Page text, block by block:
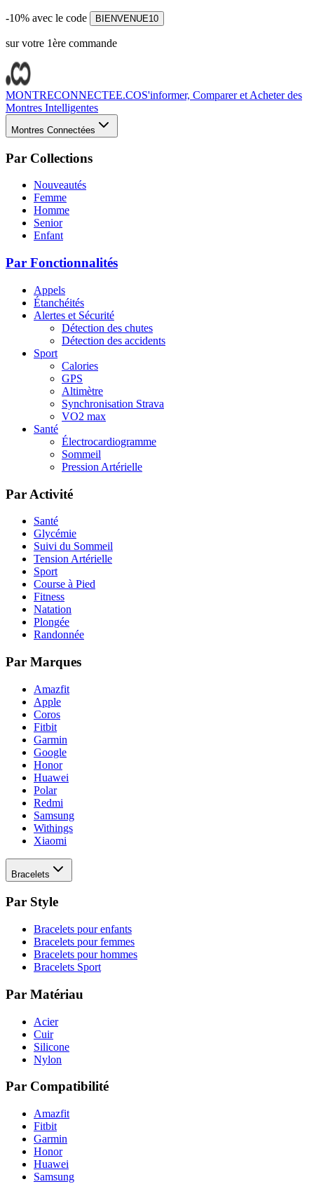
-10% avec le code BIENVENUE10
sur votre 1ère commande
MONTRECONNECTEE.COS'informer, Comparer et Acheter des
Montres Intelligentes
Montres Connectées
Par Collections
Nouveautés
Femme
Homme
Senior
Enfant
Par Fonctionnalités
Appels
Étanchéités
Alertes et Sécurité
Détection des chutes
Détection des accidents
Sport
Calories
GPS
Altimètre
Synchronisation Strava
VO2 max
Santé
Électrocardiogramme
Sommeil
Pression Artérielle
Par Activité
Santé
Glycémie
Suivi du Sommeil
Tension Artérielle
Sport
Course à Pied
Fitness
Natation
Plongée
Randonnée
Par Marques
Amazfit
Apple
Coros
Fitbit
Garmin
Google
Honor
Huawei
Polar
Redmi
Samsung
Withings
Xiaomi
Bracelets
Par Style
Bracelets pour enfants
Bracelets pour femmes
Bracelets pour hommes
Bracelets Sport
Par Matériau
Acier
Cuir
Silicone
Nylon
Par Compatibilité
Amazfit
Fitbit
Garmin
Honor
Huawei
Samsung